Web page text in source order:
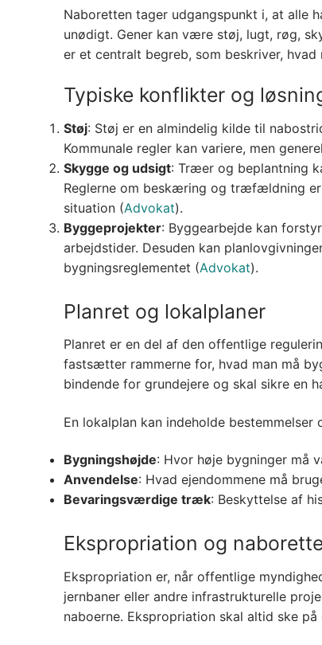
Naboretten tager udgangspunkt i, at alle
unødigt. Gener kan være støj, lugt, røg,
er et centralt begreb, som beskriver,
Typiske konflikter og
Støj: Støj er en almindelig kilde til
Kommunale regler kan variere, men
Skygge og udsigt: Træer og beplantning
Reglerne om beskæring og træfældning
situation​ (Advokat)​.
Byggeprojekter: Byggearbejde kan
arbejdstider. Desuden kan
bygningsreglementet​ (Advokat)​.
Planret og lokalplaner
Planret er en del af den offentlige
fastsætter rammerne for, hvad man må
bindende for grundejere og skal sikre en
En lokalplan kan indeholde bestemmelser
Bygningshøjde: Hvor høje bygninger må
Anvendelse: Hvad ejendommene må
Bevaringsværdige træk: Beskyttelse af
Ekspropriation og
Ekspropriation er, når offentlige
jernbaner eller andre infrastrukturelle
naboerne. Ekspropriation skal altid ske